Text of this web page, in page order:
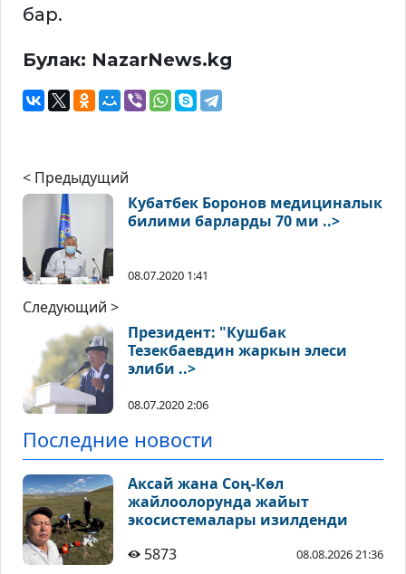
бар.
Булак: NazarNews.kg
< Предыдущий
Кубатбек Боронов медициналык
билими барларды 70 ми ..>
08.07.2020 1:41
Следующий >
Президент: "Кушбак
Тезекбаевдин жаркын элеси
элиби ..>
08.07.2020 2:06
Последние новости
Аксай жана Соң-Көл
жайлоолорунда жайыт
экосистемалары изилденди
5873
08.08.2026 21:36